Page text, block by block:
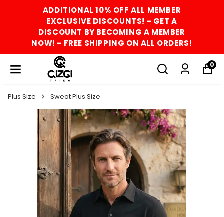
ADDITIONAL 10% OFF ALL MEMBER
EXCLUSIVE DISCOUNTS! - GET A
DISCOUNT BY BECOMING A MEMBER
NOW! - FREE SHIPPING ON ALL ORDERS!
0
Plus Size Sweat Plus Size